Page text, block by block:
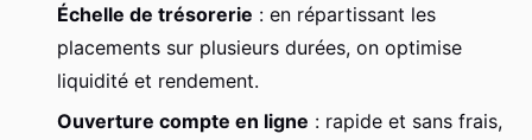
Échelle de trésorerie : en répartissant les
placements sur plusieurs durées, on optimise
liquidité et rendement.
Ouverture compte en ligne : rapide et sans frais,